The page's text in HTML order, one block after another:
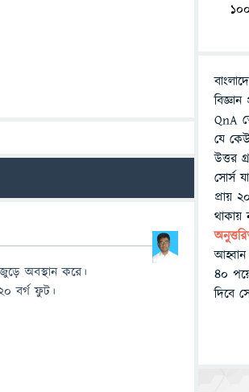
অবস্থান করে।
বর্গ ফুট।
বিজ্ঞান
QnA
যে
উত্তর
সোর্স
প্রায়
থাকায়
আহ্বান
৪০
দিবে